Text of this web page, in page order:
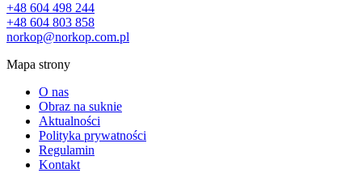
+48 604 498 244
+48 604 803 858
norkop@norkop.com.pl
Mapa strony
O nas
Obraz na suknie
Aktualności
Polityka prywatności
Regulamin
Kontakt